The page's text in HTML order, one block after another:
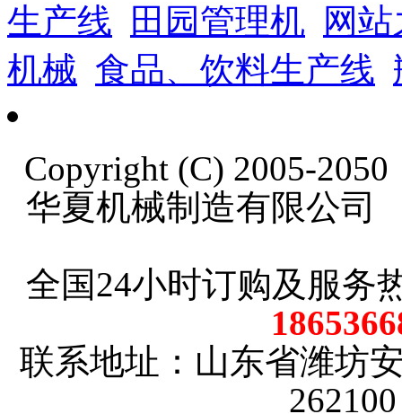
生产线
田园管理机
网
机械 食品、饮料生产线
Copyright (C) 2005-
华夏机械制造有限公
全国24小时订购及服务
联系地址：山东省潍坊